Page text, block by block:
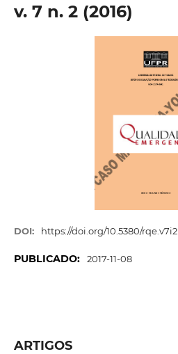
v. 7 n. 2 (2016)
DOI: https://doi.org/10.5380/rqe.v7i2
PUBLICADO: 2017-11-08
ARTIGOS